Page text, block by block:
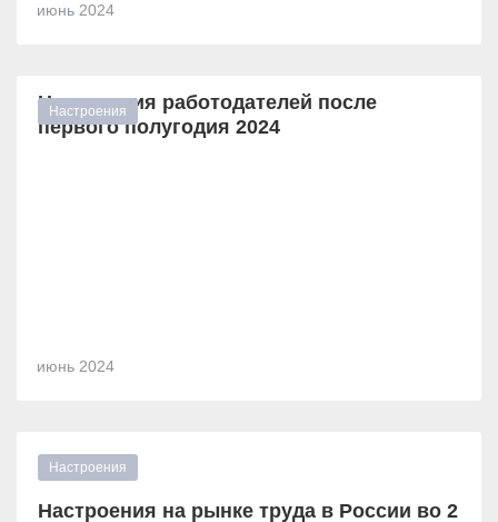
июнь 2024
Настроения работодателей после
первого полугодия 2024
июнь 2024
Настроения на рынке труда в России во 2